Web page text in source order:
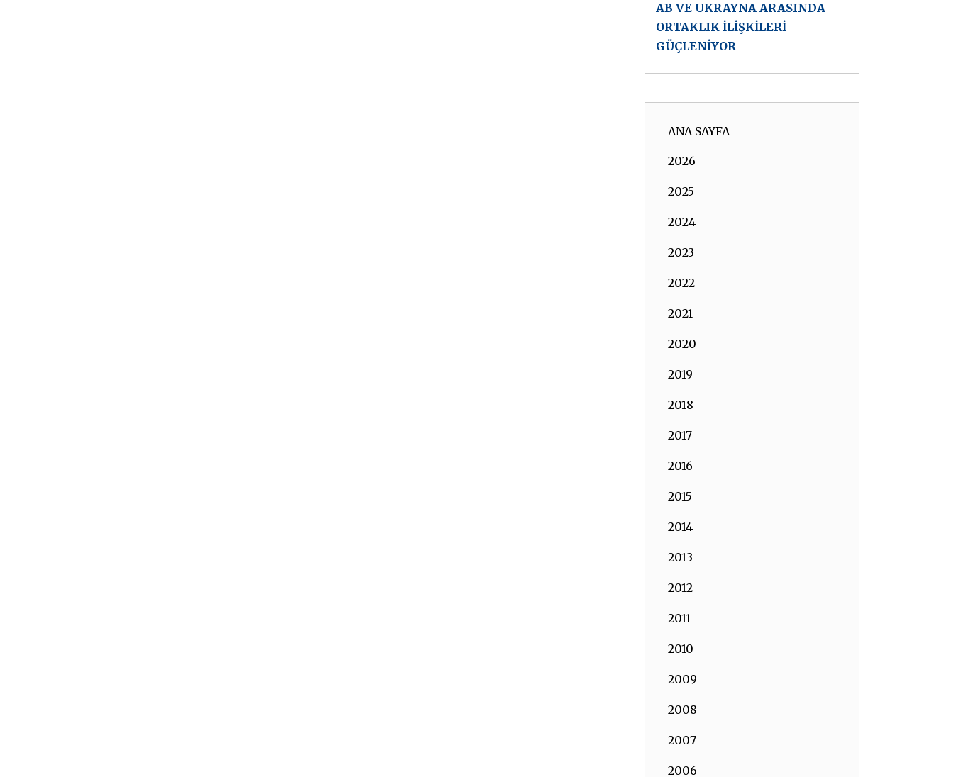
AB VE UKRAYNA ARASINDA
ORTAKLIK İLİŞKİLERİ
GÜÇLENİYOR
ANA SAYFA
2026
2025
2024
2023
2022
2021
2020
2019
2018
2017
2016
2015
2014
2013
2012
2011
2010
2009
2008
2007
2006